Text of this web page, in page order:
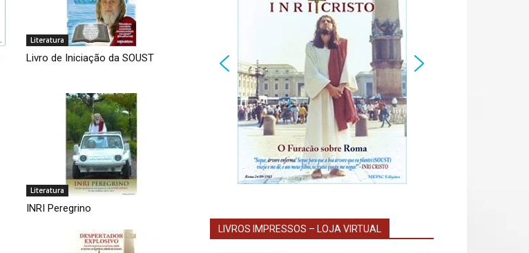
Literatura
Livro de Iniciação da SOUST
Literatura
INRI Peregrino
LIVROS IMPRESSOS – LOJA VIRTUAL